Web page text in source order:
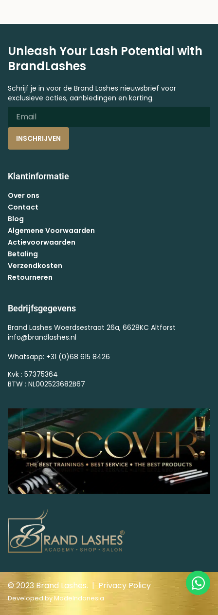
Unleash Your Lash Potential with
BrandLashes
Schrijf je in voor de Brand Lashes nieuwsbrief voor
exclusieve acties, aanbiedingen en korting.
INSCHRIJVEN
Klantinformatie
Over ons
Contact
Blog
Algemene Voorwaarden
Actievoorwaarden
Betaling
Verzendkosten
Retourneren
Bedrijfsgegevens
Brand Lashes Woerdsestraat 26a, 6628KC Altforst
info@brandlashes.nl
Whatsapp: +31 (0)68 615 8426
Kvk : 57375364
BTW : NL002523682B67
© 2023 Brand Lashes. | Privacy Policy
Developed byMadeIndonesia